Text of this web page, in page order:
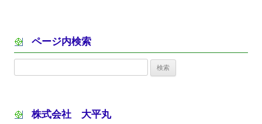
ページ内検索
株式会社 大平丸